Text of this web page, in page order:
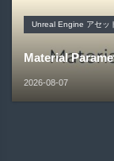
Buldozer |
ン！
2026-08-09
Maya プラグイン
Gizmify Media
2026-08-08
Unreal Engine アセッ
Material
2026-08-07
Pipe It | 直感的
5...
2026-08-05
Directive
ス...
2026-08-03